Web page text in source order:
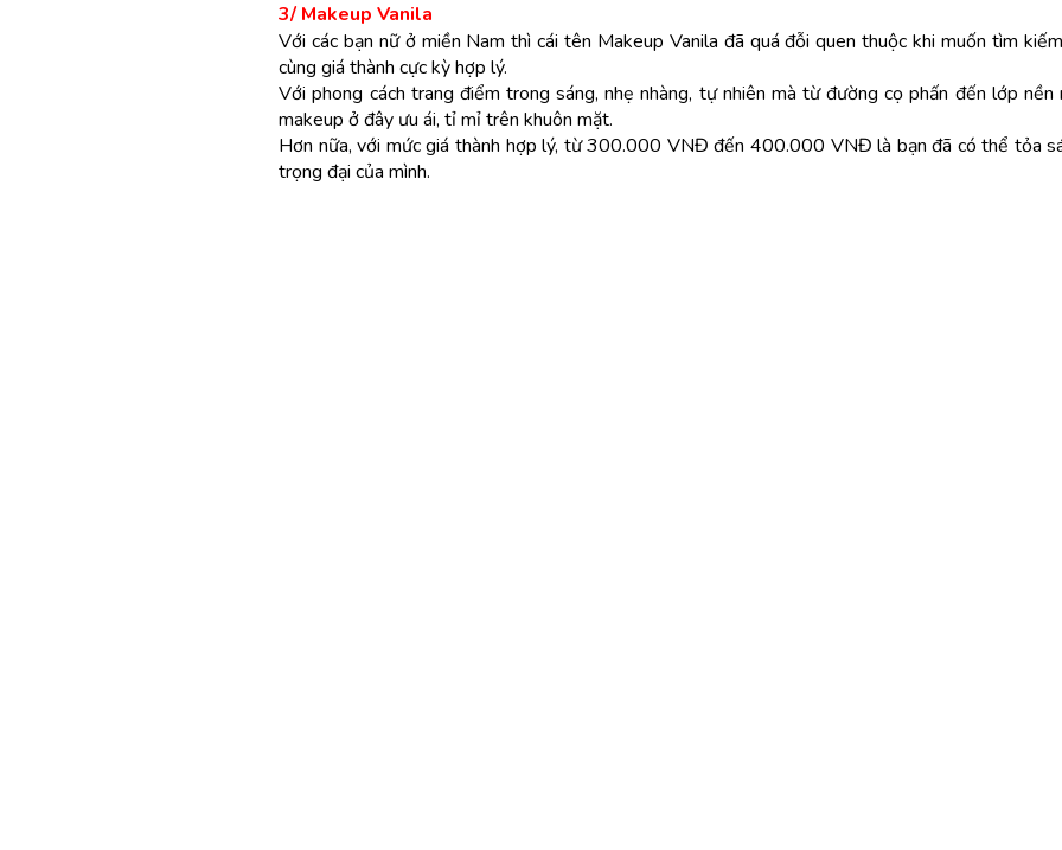
3/ Makeup Vanila
Với các bạn nữ ở miền Nam thì cái tên Makeup Vanila đã quá đỗi quen thuộc khi muốn tìm
cùng giá thành cực kỳ hợp lý.
Với phong cách trang điểm trong sáng, nhẹ nhàng, tự nhiên mà từ đường cọ phấn đến lớp nền
makeup ở đây ưu ái, tỉ mỉ trên khuôn mặt.
Hơn nữa, với mức giá thành hợp lý, từ 300.000 VNĐ đến 400.000 VNĐ là bạn đã có thể tỏa
trọng đại của mình.